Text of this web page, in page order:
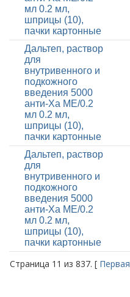
мл 0.2 мл,
шприцы (10),
пачки картонные
Дальтеп, раствор
для
внутривенного и
подкожного
введения 5000
анти-Ха МЕ/0.2
мл 0.2 мл,
шприцы (10),
пачки картонные
Дальтеп, раствор
для
внутривенного и
подкожного
введения 5000
анти-Ха МЕ/0.2
мл 0.2 мл,
шприцы (10),
пачки картонные
Страница 11 из 837. [ Первая